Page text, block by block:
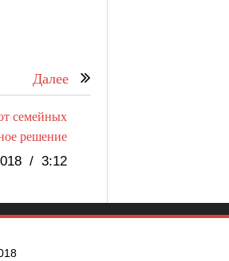
Далее
семейных
решение
/ 3:12